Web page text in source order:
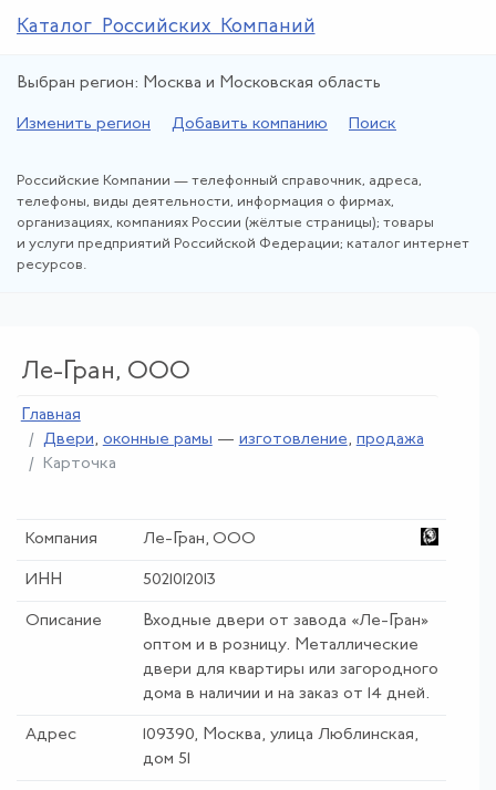
Каталог Российских Компаний
Выбран регион: Москва и Московская область
Изменить регион Добавить компанию Поиск
Российские Компании — телефонный справочник, адреса,
телефоны, виды деятельности, информация о фирмах,
организациях, компаниях России (жёлтые страницы); товары
и услуги предприятий Российской Федерации; каталог интернет
ресурсов.
Ле-Гран, ООО
Главная
Двери, оконные рамы — изготовление, продажа
Карточка
Компания Ле-Гран, ООО
ИНН 5021012013
Описание
Входные двери от завода «Ле-Гран»
оптом и в розницу. Металлические
двери для квартиры или загородного
дома в наличии и на заказ от 14 дней.
Адрес
109390, Москва, улица Люблинская,
дом 51